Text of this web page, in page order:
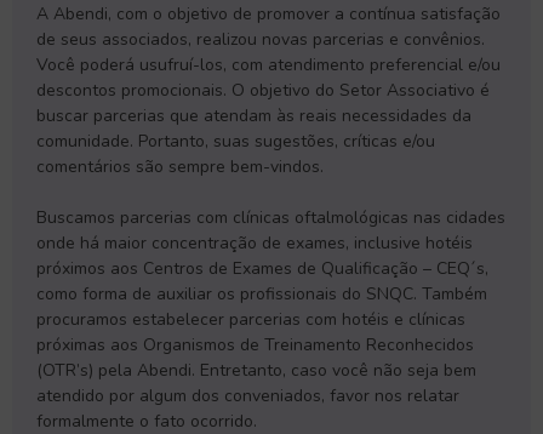
A Abendi, com o objetivo de promover a contínua satisfação
de seus associados, realizou novas parcerias e convênios.
Você poderá usufruí-los, com atendimento preferencial e/ou
descontos promocionais. O objetivo do Setor Associativo é
buscar parcerias que atendam às reais necessidades da
comunidade. Portanto, suas sugestões, críticas e/ou
comentários são sempre bem-vindos.
Buscamos parcerias com clínicas oftalmológicas nas cidades
onde há maior concentração de exames, inclusive hotéis
próximos aos Centros de Exames de Qualificação – CEQ´s,
como forma de auxiliar os profissionais do SNQC. Também
procuramos estabelecer parcerias com hotéis e clínicas
próximas aos Organismos de Treinamento Reconhecidos
(OTR’s) pela Abendi. Entretanto, caso você não seja bem
atendido por algum dos conveniados, favor nos relatar
formalmente o fato ocorrido.